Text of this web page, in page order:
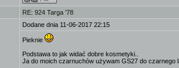
RE: 924 Targa '78
Dodane dnia 11-06-2017 22:15
Pieknie
Podstawa to jak widać dobre kosmetyki..
Ja do moich czarnuchów używam GS27 do czarnego